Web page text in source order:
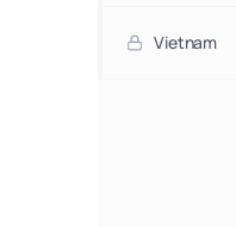
Vietnam